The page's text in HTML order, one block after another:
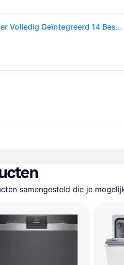
Etna Vw544n - Inbouwvaatwasser Volledig Geïntegreerd 14 Bestekken 44 Db(a) Vaatwasser
samengesteld die je